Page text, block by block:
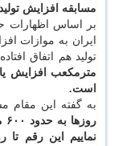
مسابقه افزایش
بر اساس اظهارات
ایران به موازات
تولید هم اتفاق
مترمکعب افزایش
است.
به گفته این مقام
نماییم این رقم تا روزانه ۶۵۰ میلیون